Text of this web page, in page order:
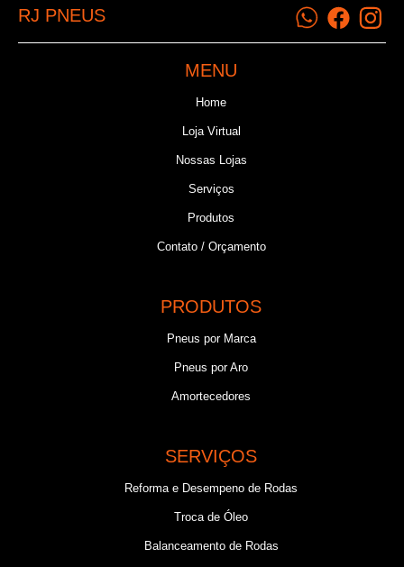
RJ PNEUS
MENU
Home
Loja Virtual
Nossas Lojas
Serviços
Produtos
Contato / Orçamento
PRODUTOS
Pneus por Marca
Pneus por Aro
Amortecedores
SERVIÇOS
Reforma e Desempeno de Rodas
Troca de Óleo
Balanceamento de Rodas